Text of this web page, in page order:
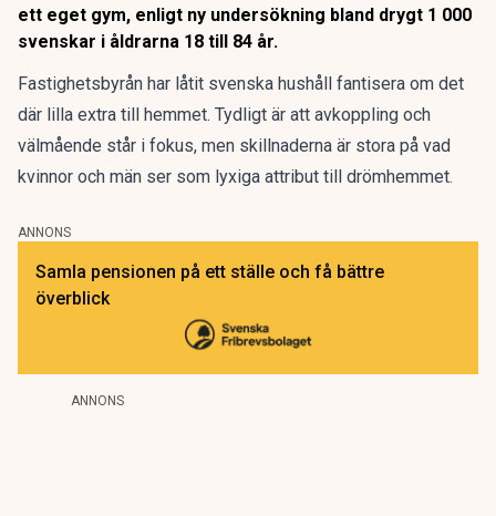
ett eget gym, enligt ny undersökning bland drygt 1 000
svenskar i åldrarna 18 till 84 år.
Fastighetsbyrån har låtit svenska hushåll fantisera om det
där lilla extra till hemmet. Tydligt är att avkoppling och
välmående står i fokus, men skillnaderna är stora på vad
kvinnor och män ser som lyxiga attribut till drömhemmet.
ANNONS
Samla pensionen på ett ställe och få bättre
överblick
ANNONS